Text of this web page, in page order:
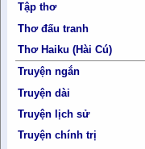
Tập thơ
Thơ đấu tranh
Thơ Haiku (Hài Cú)
Truyện ngắn
Truyện dài
Truyện lịch sử
Truyện chính trị